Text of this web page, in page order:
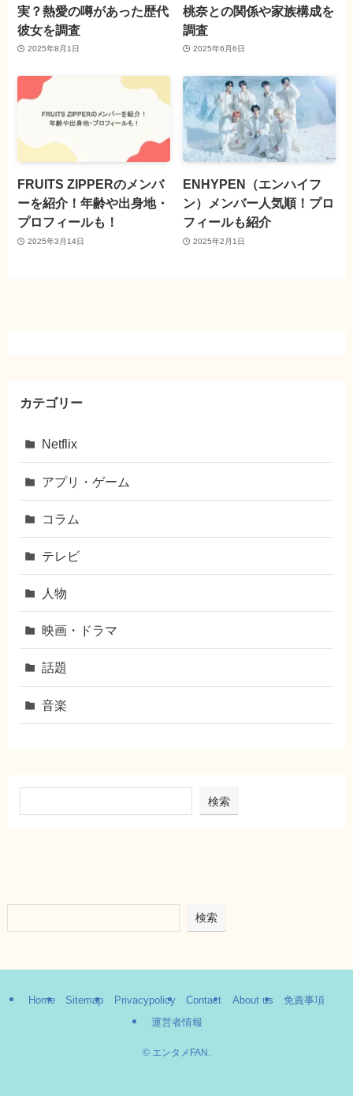
実？熱愛の噂があった歴代
彼女を調査
2025年8月1日
桃奈との関係や家族構成を
調査
2025年6月6日
FRUITS ZIPPERのメンバ
ーを紹介！年齢や出身地・
プロフィールも！
2025年3月14日
ENHYPEN（エンハイフ
ン）メンバー人気順！プロ
フィールも紹介
2025年2月1日
カテゴリー
Netflix
アプリ・ゲーム
コラム
テレビ
人物
映画・ドラマ
話題
音楽
検索
検索
Home Sitemap Privacypolicy Contact About us
免責事項
運営者情報
© エンタメFAN.